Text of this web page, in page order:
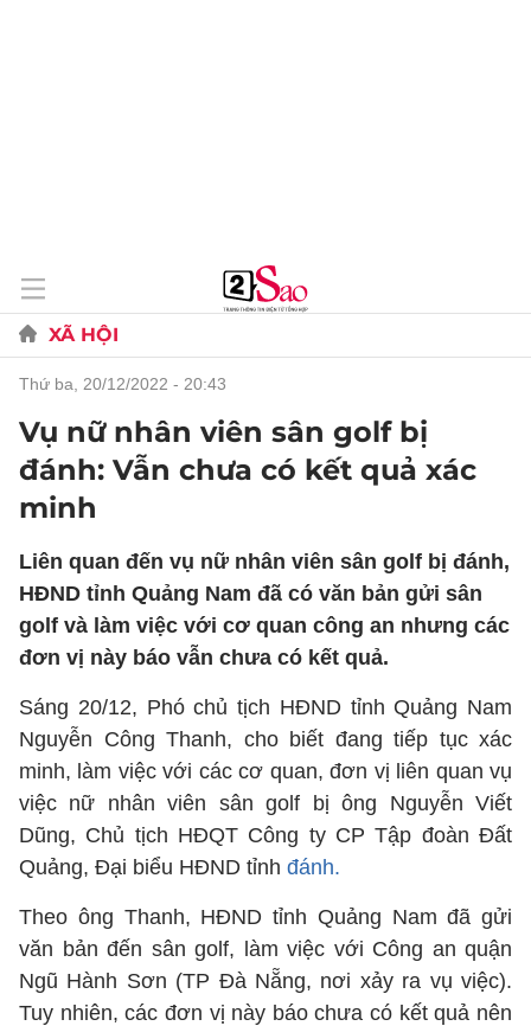
XÃ HỘI
thứ ba, 20/12/2022 - 20:43
Vụ nữ nhân viên sân golf bị
đánh: Vẫn chưa có kết quả xác
minh
Liên quan đến vụ nữ nhân viên sân golf bị đánh,
HĐND tỉnh Quảng Nam đã có văn bản gửi sân
golf và làm việc với cơ quan công an nhưng các
đơn vị này báo vẫn chưa có kết quả.
Sáng 20/12, Phó chủ tịch HĐND tỉnh Quảng Nam
Nguyễn Công Thanh, cho biết đang tiếp tục xác
minh, làm việc với các cơ quan, đơn vị liên quan vụ
việc nữ nhân viên sân golf bị ông Nguyễn Viết
Dũng, Chủ tịch HĐQT Công ty CP Tập đoàn Đất
Quảng, Đại biểu HĐND tỉnh đánh.
Theo ông Thanh, HĐND tỉnh Quảng Nam đã gửi
văn bản đến sân golf, làm việc với Công an quận
Ngũ Hành Sơn (TP Đà Nẵng, nơi xảy ra vụ việc).
Tuy nhiên, các đơn vị này báo chưa có kết quả nên